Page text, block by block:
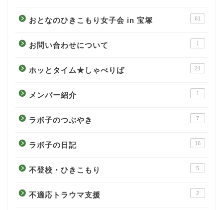
おとなのひきこもり女子会 in 宝塚 61
お問い合わせについて 1
ホッとタイム★しゃべりば 21
メンバー紹介 1
ラボ子のつぶやき 7
ラボ子の日記 16
不登校・ひきこもり 5
不適応トラウマ支援 2